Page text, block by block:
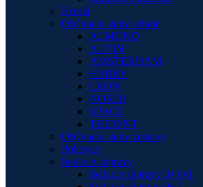
Kreslá
Obývacie steny sektor
ALMOND
ALVIN
AMSTERDAM
HERRY
LEON
NORDI
SPACE
TRIDENT
Obývacie steny zostavy
Pohovky
Sedacie súpravy
Sedacie súpravy 3+1+1